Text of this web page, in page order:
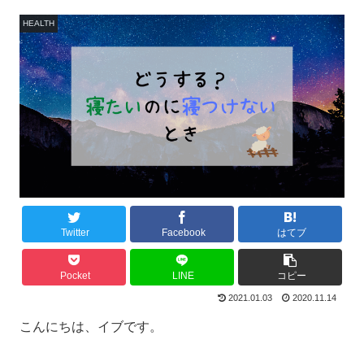
HEALTH
Twitter Facebook はてブ
Pocket LINE コピー
2021.01.03 2020.11.14
こんにちは、イブです。